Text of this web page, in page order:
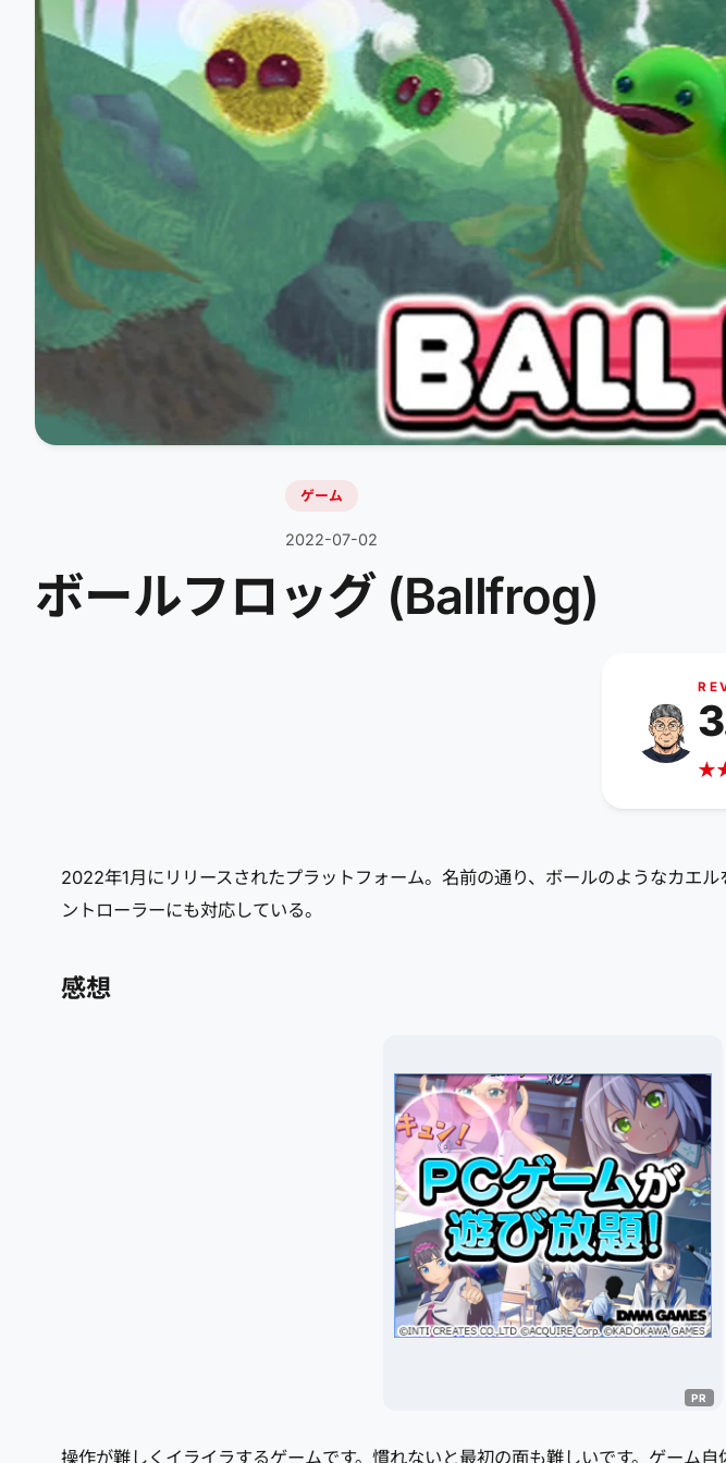
ゲーム
2022-07-02
ボールフロッグ (Ballfrog)
★
2022年1月にリリースされたプラットフォーム。名前の通り、ボールのようなカエ
ントローラーにも対応している。
感想
操作が難しくイライラするゲームです。慣れないと最初の面も難しいです。ゲーム